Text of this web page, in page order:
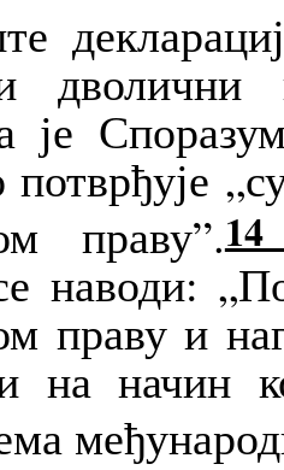
је
потврђује
праву”.
наводи:
праву и
на начин